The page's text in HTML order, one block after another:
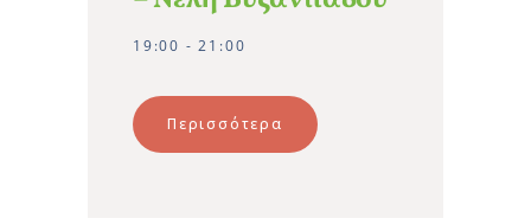
19:00 - 21:00
Περισσότερα